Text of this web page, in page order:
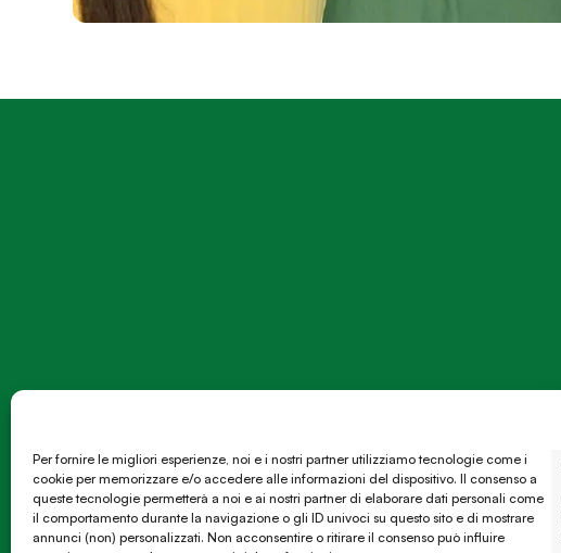
Per fornire le migliori esperienze, noi e i nostri partner utilizziamo tecnologie come i
cookie per memorizzare e/o accedere alle informazioni del dispositivo. Il consenso a
queste tecnologie permetterà a noi e ai nostri partner di elaborare dati personali come
il comportamento durante la navigazione o gli ID univoci su questo sito e di mostrare
annunci (non) personalizzati. Non acconsentire o ritirare il consenso può influire